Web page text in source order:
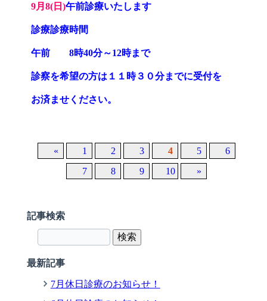
9月8(日)午前診療いたします
診療診療時間
午前 8時40分～12時まで
診察を希望の方は１１時３０分までに受付を
お済ませください。
« 1 2 3 4 5
6
7
8 9 10 »
記事検索
最新記事
7月休日診療のお知らせ！